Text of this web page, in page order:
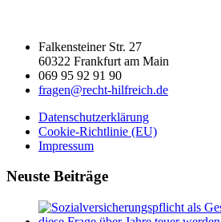
Falkensteiner Str. 27
60322 Frankfurt am Main
069 95 92 91 90
fragen@recht-hilfreich.de
Datenschutzerklärung
Cookie-Richtlinie (EU)
Impressum
Neuste Beiträge